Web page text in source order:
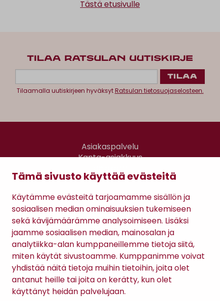
Tämä sivusto käyttää evästeitä
Käytämme evästeitä tarjoamamme sisällön ja
sosiaalisen median ominaisuuksien tukemiseen
sekä kävijämäärämme analysoimiseen. Lisäksi
jaamme sosiaalisen median, mainosalan ja
analytiikka-alan kumppaneillemme tietoja siitä,
miten käytät sivustoamme. Kumppanimme voivat
yhdistää näitä tietoja muihin tietoihin, joita olet
antanut heille tai joita on kerätty, kun olet
käyttänyt heidän palvelujaan.
Tästä etusivulle
TILAA RATSULAN UUTISKIRJE
Tilaamalla uutiskirjeen hyväksytRatsulan tietosuojaselosteen.
Asiakaspalvelu
Kanta-asiakkuus
Gomee Ratsula Café
Sopimusehdot
Tietosuojaseloste
Maksutavat